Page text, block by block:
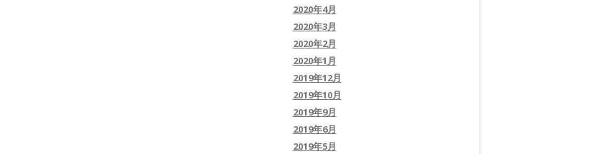
2020年4月
2020年3月
2020年2月
2020年1月
2019年12月
2019年10月
2019年9月
2019年6月
2019年5月